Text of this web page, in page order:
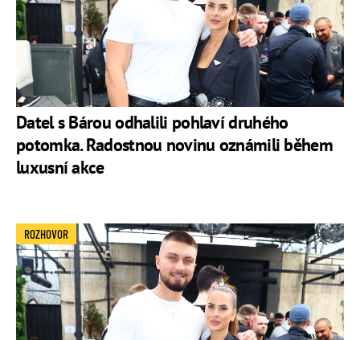
Datel s Bárou odhalili pohlaví druhého
potomka. Radostnou novinu oznámili během
luxusní akce
ROZHOVOR